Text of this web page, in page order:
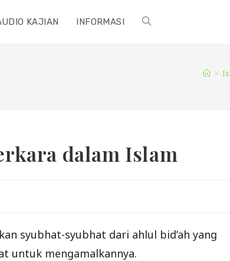
KAJIAN INFORMASI TOGGLE
>
dalam Islam
syubhat-syubhat dari ahlul bid’ah yang
untuk mengamalkannya.